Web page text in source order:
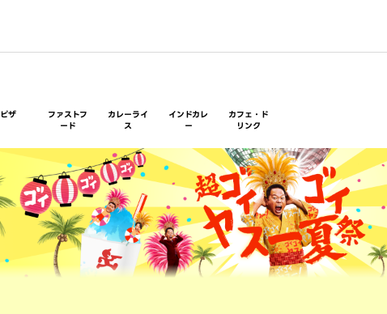
ピザ
ファストフ
ード
カレーライ
ス
インドカレ
ー
カフェ・ド
リンク